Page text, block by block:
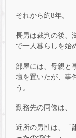
それから約8年。
長男は裁判の後、
で一人暮らしを始
部屋には、母親と
壇を置いたが、事
う。
勤務先の同僚は、
近所の男性は、「